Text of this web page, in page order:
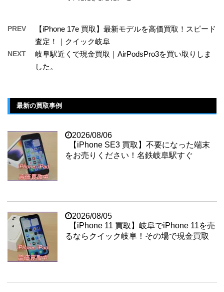
PREV
【iPhone 17e 買取】最新モデルを高価買取！スピード
査定！｜クイック岐阜
NEXT
岐阜駅近くで現金買取｜AirPodsPro3を買い取りしま
した。
最新の買取事例
2026/08/06
【iPhone SE3 買取】不要になった端末
をお売りください！名鉄岐阜駅すぐ
2026/08/05
【iPhone 11 買取】岐阜でiPhone 11を売
るならクイック岐阜！その場で現金買取